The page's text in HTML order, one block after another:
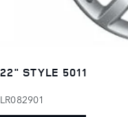
22" STYLE 5011
LR082901